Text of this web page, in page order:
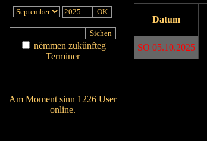
nëmmen zukünfteg
Terminer
Am Moment sinn 1226 User
online.
Datum
SO 05.10.2025